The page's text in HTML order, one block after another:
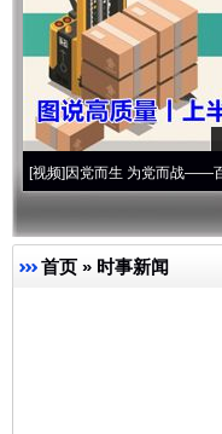
党而生 为党而战——百年“纪”事
首页 » 时事新闻